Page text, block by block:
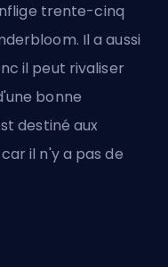
trente-cinq
Il a aussi
il peut rivaliser
bonne
destiné aux
il n'y a pas de